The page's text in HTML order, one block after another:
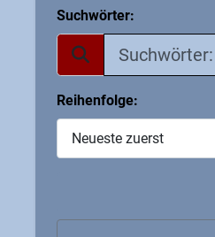
Suchwörter:
Reihenfolge: